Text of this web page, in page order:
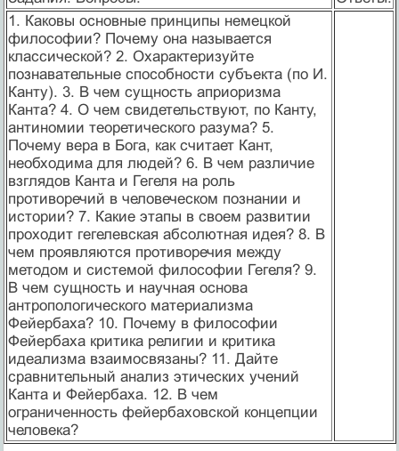
1. Каковы основные принципы немецкой
философии? Почему она называется
классической? 2. Охарактеризуйте
познавательные способности субъекта (по И.
Канту). 3. В чем сущность априоризма
Канта? 4. О чем свидетельствуют, по Канту,
антиномии теоретического разума? 5.
Почему вера в Бога, как считает Кант,
необходима для людей? 6. В чем различие
взглядов Канта и Гегеля на роль
противоречий в человеческом познании и
истории? 7. Какие этапы в своем развитии
проходит гегелевская абсолютная идея? 8. В
чем проявляются противоречия между
методом и системой философии Гегеля? 9.
В чем сущность и научная основа
антропологического материализма
Фейербаха? 10. Почему в философии
Фейербаха критика религии и критика
идеализма взаимосвязаны? 11. Дайте
сравнительный анализ этических учений
Канта и Фейербаха. 12. В чем
ограниченность фейербаховской концепции
человека?